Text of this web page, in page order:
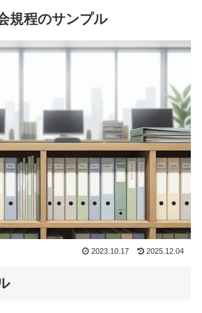
規程のサンプル
2023.10.17 2025.12.04